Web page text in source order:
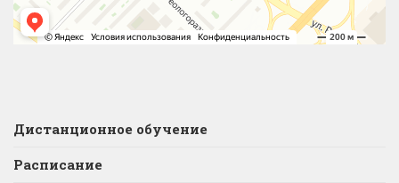
Дистанционное обучение
Расписание